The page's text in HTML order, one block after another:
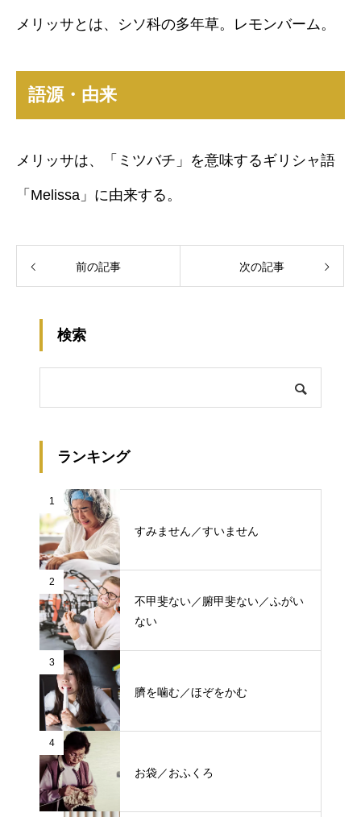
メリッサとは、シソ科の多年草。レモンバーム。
語源・由来
メリッサは、「ミツバチ」を意味するギリシャ語
「Melissa」に由来する。
前の記事 次の記事
検索
ランキング
1
すみません／すいません
2
不甲斐ない／腑甲斐ない／ふがい
ない
3
臍を噛む／ほぞをかむ
4
お袋／おふくろ